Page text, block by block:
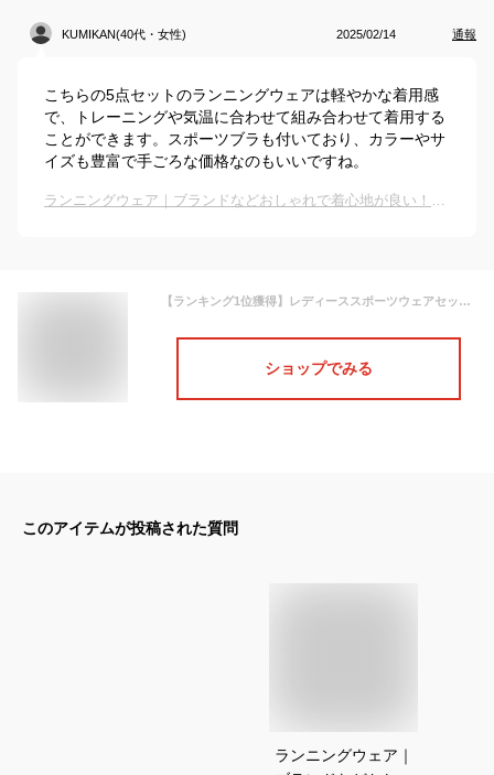
KUMIKAN(40代・女性) 2025/02/14 通報
こちらの5点セットのランニングウェアは軽やかな着用感
で、トレーニングや気温に合わせて組み合わせて着用する
ことができます。スポーツブラも付いており、カラーやサ
イズも豊富で手ごろな価格なのもいいですね。
ランニングウェア｜ブランドなどおしゃれで着心地が良い！気分よく走れる人気ウェアのおすすめは？
【ランキング1位獲得】レディーススポーツウェアセット 上下5点セット エアリーな着心地 トレーニングウェアセット スポーツウェア レディース セット 上下セット ランニングウェア ウォーキング トレーニングウェア トップス 半袖 パンツ レギンス セットアップ
ショップでみる
このアイテムが投稿された質問
ランニングウェア｜